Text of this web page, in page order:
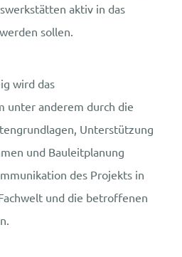
aktiv in das
sollen.
wird das
unter anderem durch die
Unterstützung
und Bauleitplanung
des Projekts in
und die betroffenen